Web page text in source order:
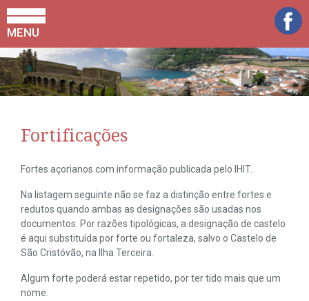
MENU
Fortificações
Fortes açorianos com informação publicada pelo IHIT.
Na listagem seguinte não se faz a distinção entre fortes e
redutos quando ambas as designações são usadas nos
documentos. Por razões tipológicas, a designação de castelo
é aqui substituída por forte ou fortaleza, salvo o Castelo de
São Cristóvão, na Ilha Terceira.
Algum forte poderá estar repetido, por ter tido mais que um
nome.